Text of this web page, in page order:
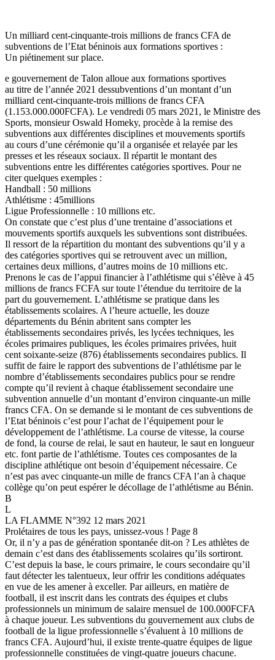
Un milliard cent-cinquante-trois millions de francs CFA de
subventions de l’Etat béninois aux formations sportives :
Un piétinement sur place.
e gouvernement de Talon alloue aux formations sportives
au titre de l’année 2021 dessubventions d’un montant d’un
milliard cent-cinquante-trois millions de francs CFA
(1.153.000.000FCFA). Le vendredi 05 mars 2021, le Ministre des
Sports, monsieur Oswald Homeky, procède à la remise des
subventions aux différentes disciplines et mouvements sportifs
au cours d’une cérémonie qu’il a organisée et relayée par les
presses et les réseaux sociaux. Il répartit le montant des
subventions entre les différentes catégories sportives. Pour ne
citer quelques exemples :
Handball : 50 millions
Athlétisme : 45millions
Ligue Professionnelle : 10 millions etc.
On constate que c’est plus d’une trentaine d’associations et
mouvements sportifs auxquels les subventions sont distribuées.
Il ressort de la répartition du montant des subventions qu’il y a
des catégories sportives qui se retrouvent avec un million,
certaines deux millions, d’autres moins de 10 millions etc.
Prenons le cas de l’appui financier à l’athlétisme qui s’élève à 45
millions de francs FCFA sur toute l’étendue du territoire de la
part du gouvernement. L’athlétisme se pratique dans les
établissements scolaires. A l’heure actuelle, les douze
départements du Bénin abritent sans compter les
établissements secondaires privés, les lycées techniques, les
écoles primaires publiques, les écoles primaires privées, huit
cent soixante-seize (876) établissements secondaires publics. Il
suffit de faire le rapport des subventions de l’athlétisme par le
nombre d’établissements secondaires publics pour se rendre
compte qu’il revient à chaque établissement secondaire une
subvention annuelle d’un montant d’environ cinquante-un mille
francs CFA. On se demande si le montant de ces subventions de
l’Etat béninois c’est pour l’achat de l’équipement pour le
développement de l’athlétisme. La course de vitesse, la course
de fond, la course de relai, le saut en hauteur, le saut en longueur
etc. font partie de l’athlétisme. Toutes ces composantes de la
discipline athlétique ont besoin d’équipement nécessaire. Ce
n’est pas avec cinquante-un mille de francs CFA l’an à chaque
collège qu’on peut espérer le décollage de l’athlétisme au Bénin.
B
L
LA FLAMME N°392 12 mars 2021
Prolétaires de tous les pays, unissez-vous ! Page 8
Or, il n’y a pas de génération spontanée dit-on ? Les athlètes de
demain c’est dans des établissements scolaires qu’ils sortiront.
C’est depuis la base, le cours primaire, le cours secondaire qu’il
faut détecter les talentueux, leur offrir les conditions adéquates
en vue de les amener à exceller. Par ailleurs, en matière de
football, il est inscrit dans les contrats des équipes et clubs
professionnels un minimum de salaire mensuel de 100.000FCFA
à chaque joueur. Les subventions du gouvernement aux clubs de
football de la ligue professionnelle s’évaluent à 10 millions de
francs CFA. Aujourd’hui, il existe trente-quatre équipes de ligue
professionnelle constituées de vingt-quatre joueurs chacune.